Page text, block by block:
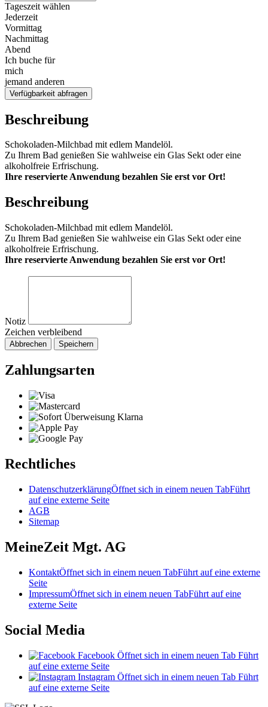
Tageszeit wählen
Jederzeit
Vormittag
Nachmittag
Abend
Ich buche für
mich
jemand anderen
Verfügbarkeit abfragen
Beschreibung
Schokoladen-Milchbad mit edlem Mandelöl.
Zu Ihrem Bad genießen Sie wahlweise ein Glas Sekt oder eine
alkoholfreie Erfrischung.
Ihre reservierte Anwendung bezahlen Sie erst vor Ort!
Beschreibung
Schokoladen-Milchbad mit edlem Mandelöl.
Zu Ihrem Bad genießen Sie wahlweise ein Glas Sekt oder eine
alkoholfreie Erfrischung.
Ihre reservierte Anwendung bezahlen Sie erst vor Ort!
Notiz
Zeichen verbleibend
Abbrechen Speichern
Zahlungsarten
Rechtliches
DatenschutzerklärungÖffnet sich in einem neuen TabFührt
auf eine externe Seite
AGB
Sitemap
MeineZeit Mgt. AG
KontaktÖffnet sich in einem neuen TabFührt auf eine externe
Seite
ImpressumÖffnet sich in einem neuen TabFührt auf eine
externe Seite
Social Media
Facebook Öffnet sich in einem neuen Tab Führt
auf eine externe Seite
Instagram Öffnet sich in einem neuen Tab Führt
auf eine externe Seite